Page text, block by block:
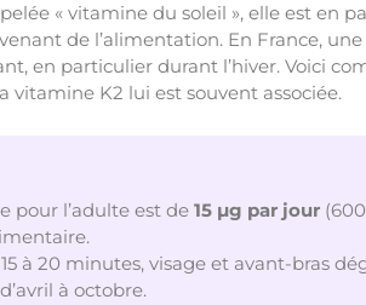
« vitamine du soleil », elle est en
de l’alimentation. En France,
en particulier durant l’hiver. Voici
vitamine K2 lui est souvent associée.
pour l’adulte est de 15 µg par jour
à 20 minutes, visage et avant-bras
à octobre.